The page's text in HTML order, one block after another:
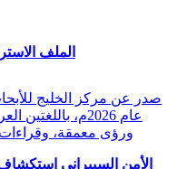
الملف
صدر عن مركز الخليج
عام 2026م،
ورؤى معمقة، وقراءات
الأمن السيبراني استكشاف